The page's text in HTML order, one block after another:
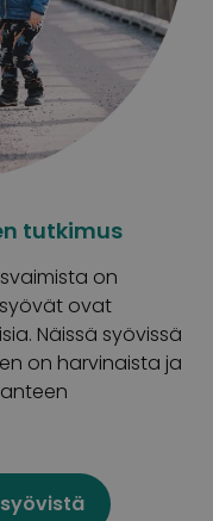
tutkimus
on
ovat
Näissä syövissä
on harvinaista ja